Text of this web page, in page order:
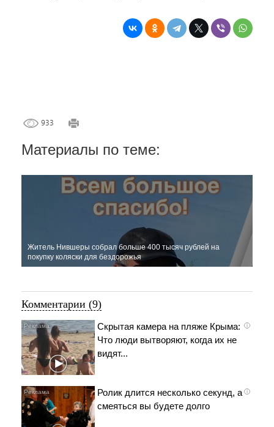
933
Материалы по теме:
Житель Нившеры собрал больше 400 тысяч рублей на
покупку коляски для бездорожья
Комментарии (9)
i
Скрытая камера на пляже Крыма:
Что люди вытворяют, когда их не
видят...
i
Ролик длится несколько секунд, а
смеяться вы будете долго